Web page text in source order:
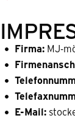
Firma: MJ-
E-Mail: